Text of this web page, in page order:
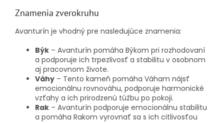
Znamenia zverokruhu
Avanturín je vhodný pre nasledujúce znamenia:
Býk – Avanturín pomáha Býkom pri rozhodovaní
a podporuje ich trpezlivosť a stabilitu v osobnom
aj pracovnom živote.
Váhy – Tento kameň pomáha Váham nájsť
emocionálnu rovnováhu, podporuje harmonické
vzťahy a ich prirodzenú túžbu po pokoji.
Rak – Avanturín podporuje emocionálnu stabilitu
a pomáha Rakom vyrovnať sa s ich citlivosťou